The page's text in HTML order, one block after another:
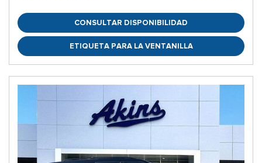
CONSULTAR DISPONIBILIDAD
ETIQUETA PARA LA VENTANILLA